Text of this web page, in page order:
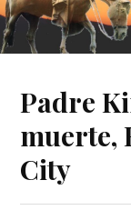
Padre
muerte,
City